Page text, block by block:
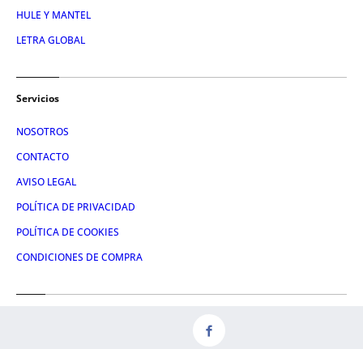
HULE Y MANTEL
LETRA GLOBAL
Servicios
NOSOTROS
CONTACTO
AVISO LEGAL
POLÍTICA DE PRIVACIDAD
POLÍTICA DE COOKIES
CONDICIONES DE COMPRA